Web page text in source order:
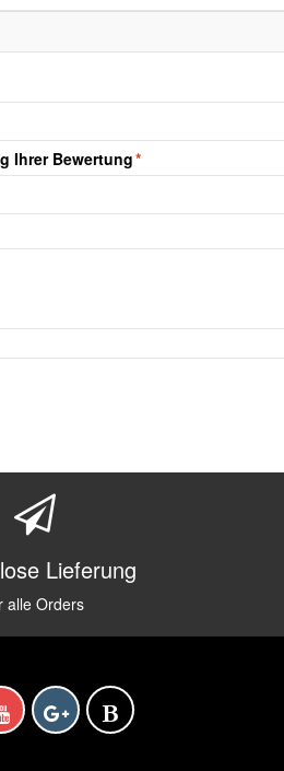
*
Ihrer Bewertung
Lieferung
alle Orders